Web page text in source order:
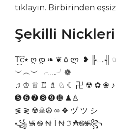
tıklayın. Birbirinden eşsiz
Şekilli
T͜͡c٭ ღ დ ❧ ❦ ۵ ლ ❥ ╠…..╣ ☞ ☜┏…..┛┗…..┓⌒︵⌒ ༄
︶︵︶ ╭…..╯❁
♫ ♔ ♕ ♖ ♗ ♘ ☾ 卍 ☢ ✿ ❀
➎ ➏ ➐ ➑ ➒ ➓ ♟♙
≶ ≷ ☢☠☮ ∞ ❖ ヅ ツ シ
꧁ ࿗ ࿌ ₦ Ї ₦ ℑ ₳࿌࿗꧂